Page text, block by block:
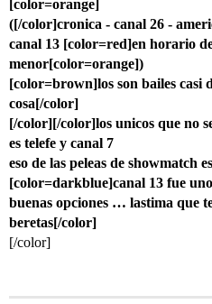
[color=orange]
([/color]cronica - canal 26 -
canal 13 [color=red]en horario
menor[color=orange])
[color=brown]los son bailes casi
cosa[/color]
[/color][/color]los unicos que no
es telefe y canal 7
eso de las peleas de showmatch
[color=darkblue]canal 13 fue
buenas opciones … lastima que
beretas[/color]
[/color]